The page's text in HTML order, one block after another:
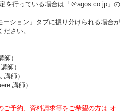
を行っている場合は「＠agos.co.jp」の
ション」タブに振り分けられる場合が
さい。
師）
師）
講師）
講師）
ご予約、資料請求等をご希望の方は オ